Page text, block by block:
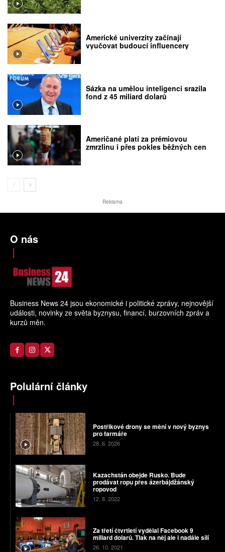
Americké univerzity začínají
vyučovat budoucí influencery
Sázka na umělou inteligenci srazila
fond z 45 miliard dolarů
Američané platí za prémiovou
zmrzlinu i přes pokles běžných cen
Reklama
O nás
Business News 24 jsou ekonomické i politické zprávy, nejnovější
události, novinky ze světa byznysu, financí, burzovních zpráv a
kurzů měn.
Polulární články
Postřikové drony se mění v nový byznys
pro farmáře
28. 6. 2026
Kazachstán obejde Rusko. Bude
prodávat ropu přes ázerbájdžánský
ropovod
12. 8. 2022
Za třetí čtvrtletí vydělal Facebook 9
miliard dolarů. Tlak na něj ale i nadále sílí
26. 10. 2021